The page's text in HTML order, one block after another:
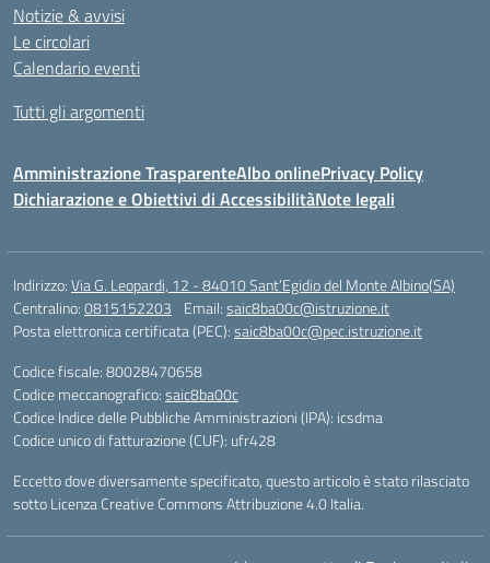
Notizie & avvisi
Le circolari
Calendario eventi
Tutti gli argomenti
Amministrazione TrasparenteAlbo onlinePrivacy Policy
Dichiarazione e Obiettivi di AccessibilitàNote legali
Indirizzo:Via G. Leopardi, 12 - 84010 Sant’Egidio del Monte Albino(SA)
Centralino:0815152203 Email:saic8ba00c@istruzione.it
Posta elettronica certificata (PEC):saic8ba00c@pec.istruzione.it
Codice fiscale: 80028470658
Codice meccanografico:saic8ba00c
Codice Indice delle Pubbliche Amministrazioni (IPA): icsdma
Codice unico di fatturazione (CUF): ufr428
Eccetto dove diversamente specificato, questo articolo è stato rilasciato
sotto Licenza Creative Commons Attribuzione 4.0 Italia.